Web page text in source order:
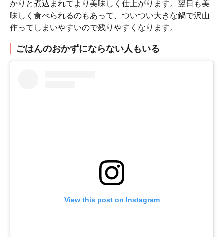
かりと煮込まれてより美味しく仕上がります。翌日も美
味しく食べられるのもあって、ついつい大きな鍋で沢山
作ってしまいやすいので残りやすくなります。
ごはんのおかずにならない人もいる
View this post on Instagram